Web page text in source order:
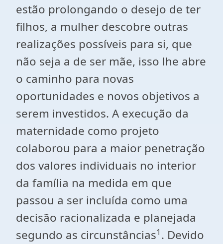
estão prolongando o desejo de ter
filhos, a mulher descobre outras
realizações possíveis para si, que
não seja a de ser mãe, isso lhe abre
o caminho para novas
oportunidades e novos objetivos a
serem investidos. A execução da
maternidade como projeto
colaborou para a maior penetração
dos valores individuais no interior
da família na medida em que
passou a ser incluída como uma
decisão racionalizada e planejada
segundo as circunstâncias1 . Devido